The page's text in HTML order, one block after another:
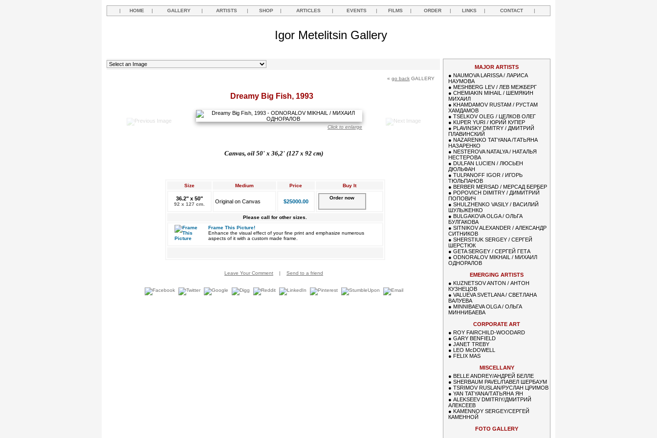
| HOME | GALLERY | ARTISTS | SHOP | ARTICLES | EVENTS | FILMS | ORDER | LINKS | CONTACT |
Igor Metelitsin Gallery
« go back GALLERY
Dreamy Big Fish, 1993
Click to enlarge
Canvas, oil 50' x 36,2' (127 x 92 cm)
Size Medium Price Buy It
36.2" x 50"
92 x 127 cm. Original on Canvas $25000.00
Order now
Please call for other sizes.
Frame This Picture!
Enhance the visual effect of your fine print and emphasize numerous
aspects of it with a custom made frame.
Leave Your Comment | Send to a friend
MAJOR ARTISTS
● NAUMOVA LARISSA / ЛАРИСА
НАУМОВА
● MESHBERG LEV / ЛЕВ МЕЖБЕРГ
● CHEMIAKIN MIHAIL / ШЕМЯКИН
МИХАИЛ
● KHAMDAMOV RUSTAM / РУСТАМ
ХАМДАМОВ
● TSELKOV OLEG / ЦЕЛКОВ ОЛЕГ
● KUPER YURI / ЮРИЙ КУПЕР
● PLAVINSKY DMITRY / ДМИТРИЙ
ПЛАВИНСКИЙ
● NAZARENKO TATYANA /ТАТЬЯНА
НАЗАРЕНКО
● NESTEROVA NATALYA / НАТАЛЬЯ
НЕСТЕРОВА
● DULFAN LUCIEN / ЛЮСЬЕН
ДЮЛЬФАН
● TULPANOFF IGOR / ИГОРЬ
ТЮЛЬПАНОВ
● BERBER MERSAD / МЕРСАД БЕРБЕР
● POPOVICH DIMITRY / ДИМИТРИЙ
ПОПОВИЧ
● SHULZHENKO VASILY / ВАСИЛИЙ
ШУЛЬЖЕНКО
● BULGAKOVA OLGA / ОЛЬГА
БУЛГАКОВА
● SITNIKOV ALEXANDER / АЛЕКСАНДР
СИТНИКОВ
● SHERSTIUK SERGEY / СЕРГЕЙ
ШЕРСТЮК
● GETA SERGEY / СЕРГЕЙ ГЕТА
● ODNORALOV MIKHAIL / МИХАИЛ
ОДНОРАЛОВ
EMERGING ARTISTS
● KUZNETSOV ANTON / АНТОН
КУЗНЕЦОВ
● VALUEVA SVETLANA / СВЕТЛАНА
ВАЛУЕВА
● MINNIBAEVA OLGA / ОЛЬГА
МИННИБАЕВА
CORPORATE ART
● ROY FAIRCHILD-WOODARD
● GARY BENFIELD
● JANET TREBY
● LEO McDOWELL
● FELIX MAS
MISCELLANY
● BELLE ANDREY/АНДРЕЙ БЕЛЛЕ
● SHERBAUM PAVEL/ПАВЕЛ ШЕРБАУМ
● TSRIMOV RUSLAN/РУСЛАН ЦРИМОВ
● YAN TATYANA/ТАТЬЯНА ЯН
● ALEKSEEV DMITRIY/ДМИТРИЙ
АЛЕКСЕЕВ
● KAMENNOY SERGEY/СЕРГЕЙ
КАМЕННОЙ
FOTO GALLERY